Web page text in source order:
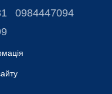
0984447094